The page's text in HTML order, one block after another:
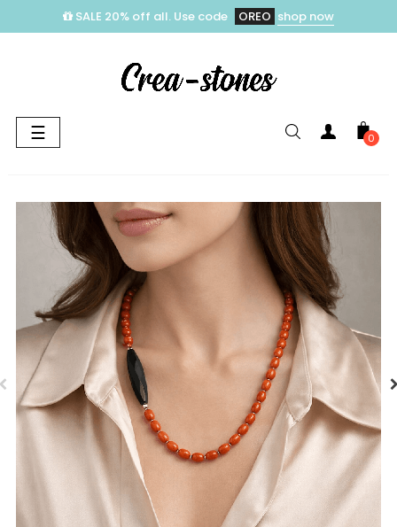
SALE 20% off all. Use code OREO shop now
Toggle
navigation
☰ 0